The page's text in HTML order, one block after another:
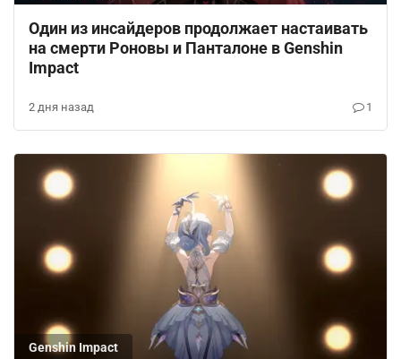
Один из инсайдеров продолжает настаивать
на смерти Роновы и Панталоне в Genshin
Impact
2 дня назад 1
Genshin Impact